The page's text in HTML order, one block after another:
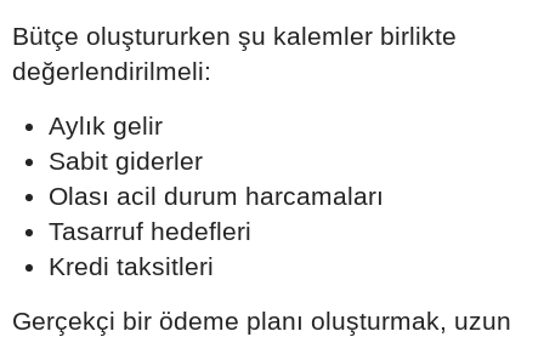
Bütçe oluştururken şu kalemler birlikte
değerlendirilmeli:
Aylık gelir
Sabit giderler
Olası acil durum harcamaları
Tasarruf hedefleri
Kredi taksitleri
Gerçekçi bir ödeme planı oluşturmak, uzun